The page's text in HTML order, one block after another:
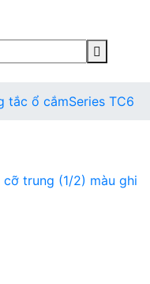
tắc ổ cắmSeries TC6